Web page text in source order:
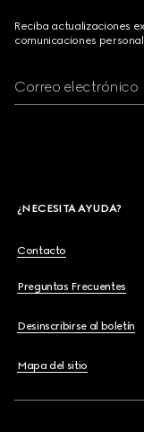
Reciba actualizaciones
comunicaciones
Correo electrónico
¿NECESITA AYUDA?
Contacto
Preguntas Frecuentes
Desinscribirse al boletín
Mapa del sitio